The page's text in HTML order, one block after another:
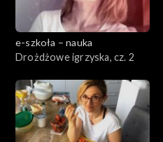
e-szkoła – nauka
Drożdżowe igrzyska, cz. 2